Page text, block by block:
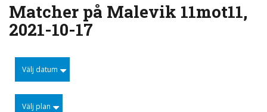
Matcher på Malevik 11mot11,
2021-10-17
Välj datum
Välj plan